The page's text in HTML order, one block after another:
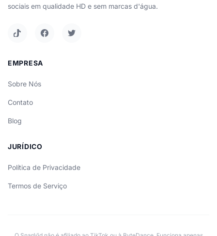
sociais em qualidade HD e sem marcas d'água.
EMPRESA
Sobre Nós
Contato
Blog
JURÍDICO
Política de Privacidade
Termos de Serviço